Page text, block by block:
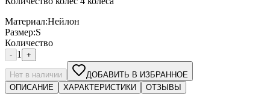
Материал:Нейлон
Размер:S
Количество
- 1 +
Нет в наличии
ДОБАВИТЬ В ИЗБРАННОЕ
ОПИСАНИЕ
ХАРАКТЕРИСТИКИ ОТЗЫВЫ